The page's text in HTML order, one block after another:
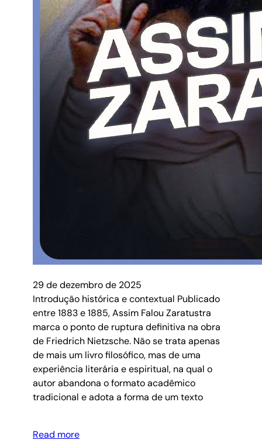
29 de dezembro de 2025
Introdução histórica e contextual Publicado
entre 1883 e 1885, Assim Falou Zaratustra
marca o ponto de ruptura definitiva na obra
de Friedrich Nietzsche. Não se trata apenas
de mais um livro filosófico, mas de uma
experiência literária e espiritual, na qual o
autor abandona o formato acadêmico
tradicional e adota a forma de um texto
Read more